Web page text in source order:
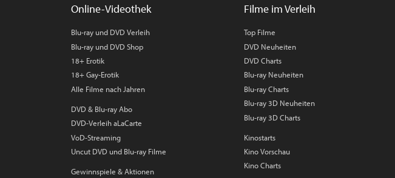
Online-Videothek
Blu-ray und DVD Verleih
Blu-ray und DVD Shop
18+ Erotik
18+ Gay-Erotik
Alle Filme nach Jahren
DVD & Blu-ray Abo
DVD-Verleih aLaCarte
VoD-Streaming
Uncut DVD und Blu-ray Filme
Gewinnspiele & Aktionen
Filme im Verleih
Top Filme
DVD Neuheiten
DVD Charts
Blu-ray Neuheiten
Blu-ray Charts
Blu-ray 3D Neuheiten
Blu-ray 3D Charts
Kinostarts
Kino Vorschau
Kino Charts